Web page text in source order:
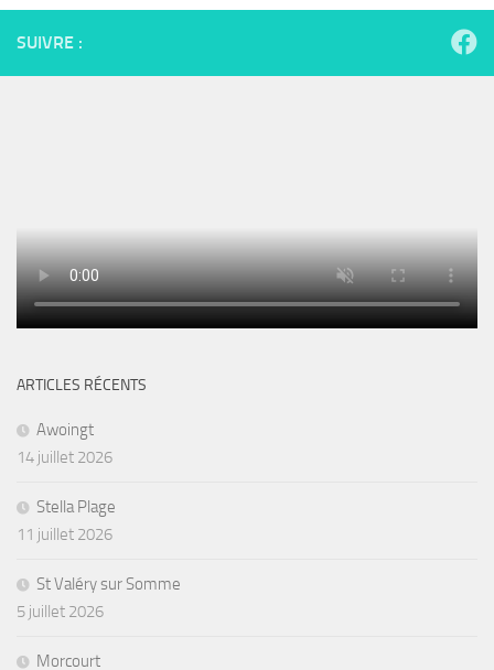
SUIVRE :
ARTICLES RÉCENTS
Awoingt
14 juillet 2026
Stella Plage
11 juillet 2026
St Valéry sur Somme
5 juillet 2026
Morcourt